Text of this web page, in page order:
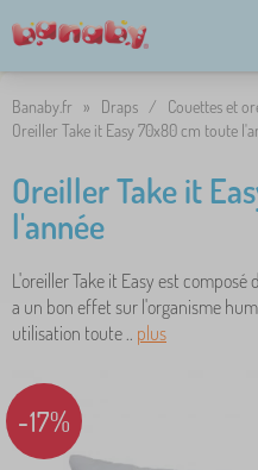
Banaby.fr » Draps / Couettes et
Oreiller Take it Easy 70x80 cm toute
Oreiller Take it
l'année
L'oreiller Take it Easy est
a un bon effet sur l'organisme
utilisation toute .. plus
-17%